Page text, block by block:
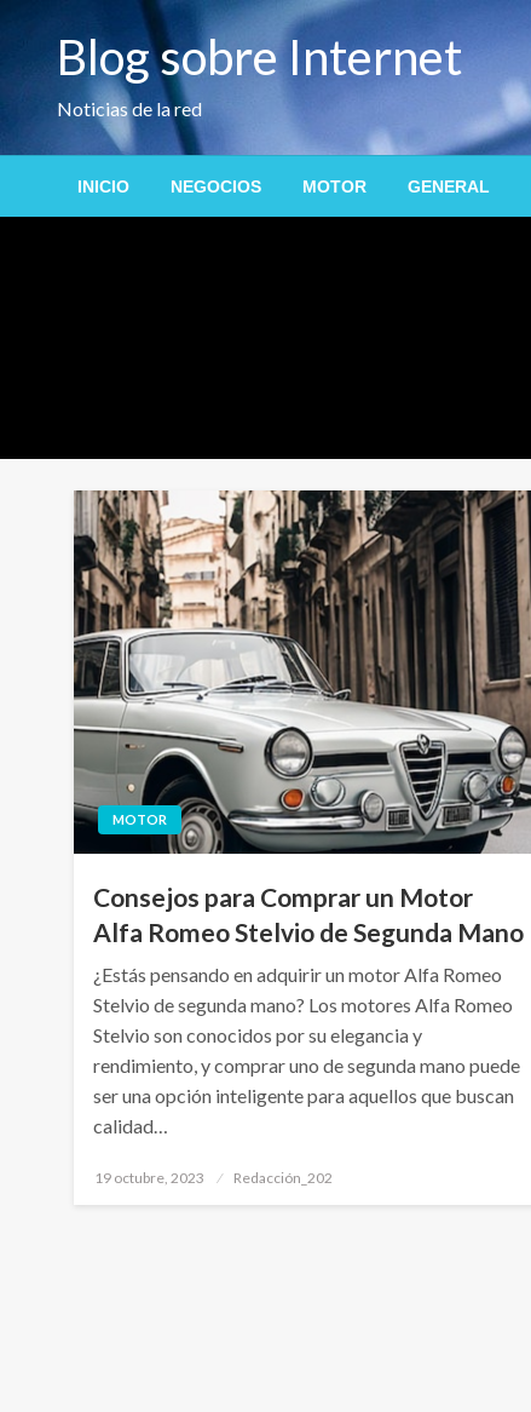
contenidoBlog sobre Internet
Noticias de la red
INICIO NEGOCIOS MOTOR GENERAL
MOTOR
Consejos para Comprar un Motor
Alfa Romeo Stelvio de Segunda Mano
¿Estás pensando en adquirir un motor Alfa Romeo
Stelvio de segunda mano? Los motores Alfa Romeo
Stelvio son conocidos por su elegancia y
rendimiento, y comprar uno de segunda mano puede
ser una opción inteligente para aquellos que buscan
calidad…
Publicado
19 octubre, 2023 Redacción_202